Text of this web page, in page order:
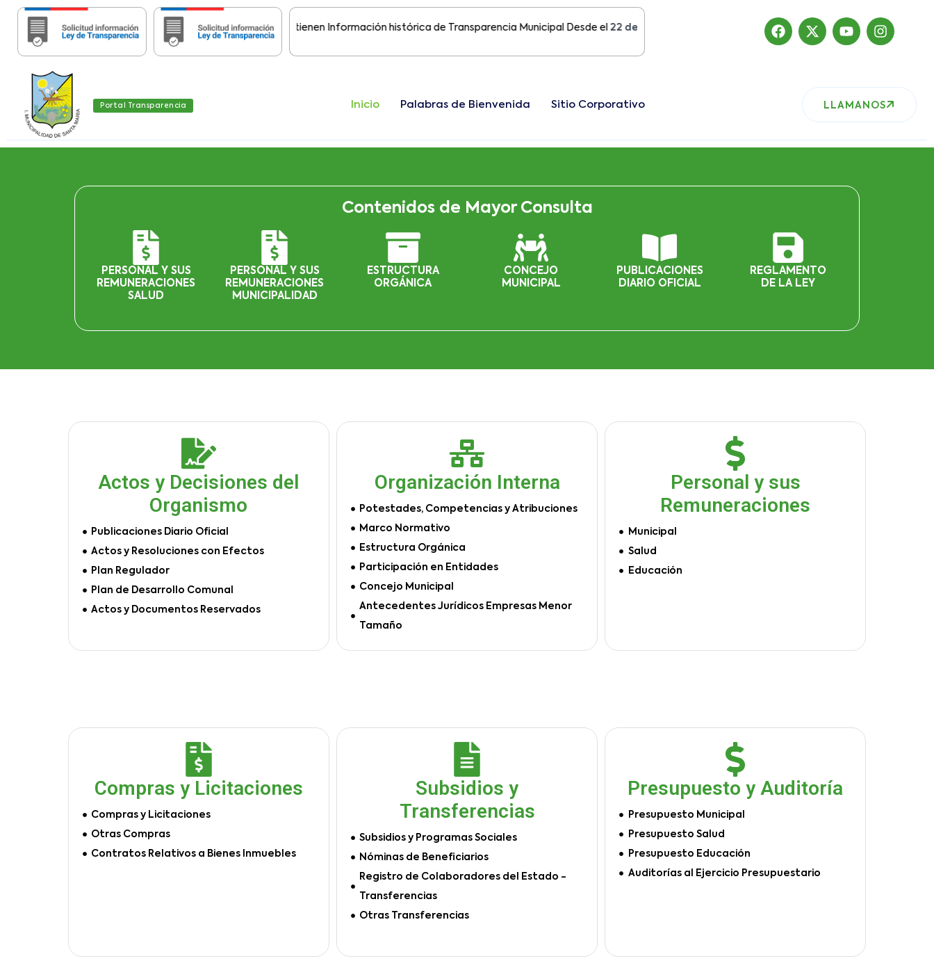
Importante:Estas páginas contienen Información histórica de Transparencia Municipal Desde el22 de Agosto del 2019 , nuestro sitio ha migrado
Portal Transparencia Inicio Palabras de Bienvenida Sitio Corporativo LLAMANOS
Contenidos de Mayor Consulta
PERSONAL Y SUS
REMUNERACIONES
SALUD
PERSONAL Y SUS
REMUNERACIONES
MUNICIPALIDAD
ESTRUCTURA
ORGÁNICA
CONCEJO
MUNICIPAL
PUBLICACIONES
DIARIO OFICIAL
REGLAMENTO
DE LA LEY
Actos y Decisiones del
Organismo
Publicaciones Diario Oficial
Actos y Resoluciones con Efectos
Plan Regulador
Plan de Desarrollo Comunal
Actos y Documentos Reservados
Organización Interna
Potestades, Competencias y Atribuciones
Marco Normativo
Estructura Orgánica
Participación en Entidades
Concejo Municipal
Antecedentes Jurídicos Empresas Menor
Tamaño
Personal y sus
Remuneraciones
Municipal
Salud
Educación
Compras y Licitaciones
Compras y Licitaciones
Otras Compras
Contratos Relativos a Bienes Inmuebles
Subsidios y
Transferencias
Subsidios y Programas Sociales
Nóminas de Beneficiarios
Registro de Colaboradores del Estado -
Transferencias
Otras Transferencias
Presupuesto y Auditoría
Presupuesto Municipal
Presupuesto Salud
Presupuesto Educación
Auditorías al Ejercicio Presupuestario